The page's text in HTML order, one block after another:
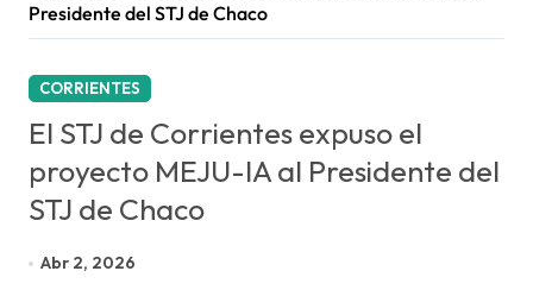
Presidente del STJ de Chaco
CORRIENTES
El STJ de Corrientes expuso el
proyecto MEJU-IA al Presidente del
STJ de Chaco
Abr 2, 2026